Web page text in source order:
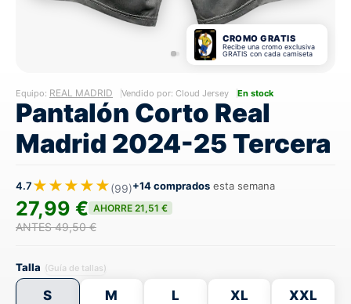
CROMO GRATIS
Recibe una cromo exclusiva
GRATIS con cada camiseta
Equipo: REAL MADRID Vendido por: Cloud Jersey En stock
Pantalón Corto Real
Madrid 2024-25 Tercera
4.7★★★★★(99)+14 comprados esta semana
27,99 € AHORRE 21,51 €
ANTES 49,50 €
Talla (Guía de tallas)
S M L XL XXL